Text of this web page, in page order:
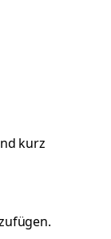
kurz